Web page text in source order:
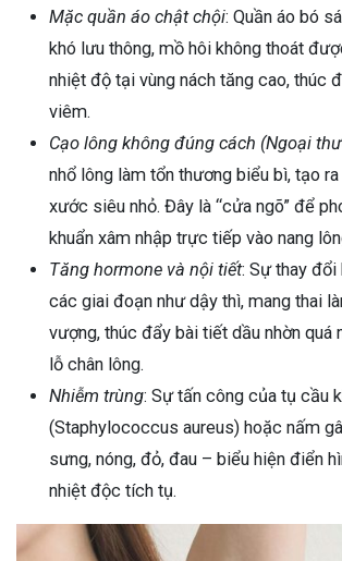
Sau Sinh Có Tự Khỏi
Thông Tin Cần Biết
sau sinh là tình trạng viêm da
phổ biến, khiến đôi bàn tay,
của chị em trở nên khô...
Mặc quần áo chật chội: Quần áo bó
khó lưu thông, mồ hôi không thoát
nhiệt độ tại vùng nách tăng cao, thúc
viêm.
Cạo lông không đúng cách (Ngoại
nhổ lông làm tổn thương biểu bì, tạo
xước siêu nhỏ. Đây là “cửa ngõ” để
khuẩn xâm nhập trực tiếp vào nang
Tăng hormone và nội tiết: Sự thay đổi
các giai đoạn như dậy thì, mang thai
vượng, thúc đẩy bài tiết dầu nhờn quá
lỗ chân lông.
Nhiễm trùng: Sự tấn công của tụ cầu
(Staphylococcus aureus) hoặc nấm
sưng, nóng, đỏ, đau – biểu hiện điển
nhiệt độc tích tụ.